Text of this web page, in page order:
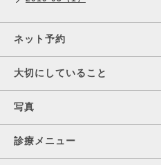
ネット予約
大切にしていること
写真
診療メニュー